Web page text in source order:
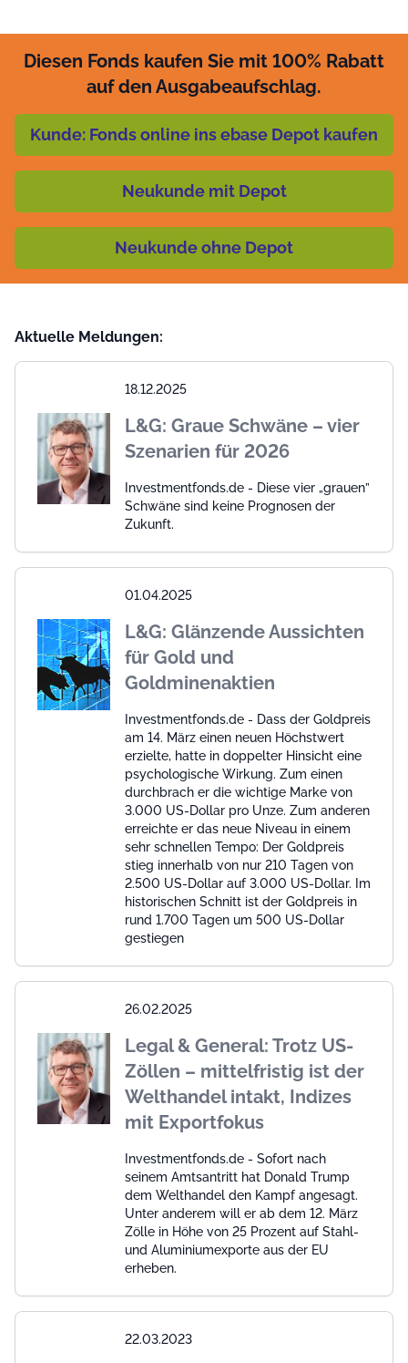
Diesen Fonds kaufen Sie mit 100% Rabatt
auf den Ausgabeaufschlag.
Kunde: Fonds online ins ebase Depot kaufen
Neukunde mit Depot
Neukunde ohne Depot
Aktuelle Meldungen:
18.12.2025
L&G: Graue Schwäne – vier
Szenarien für 2026
Investmentfonds.de - Diese vier „grauen”
Schwäne sind keine Prognosen der
Zukunft.
01.04.2025
L&G: Glänzende Aussichten
für Gold und
Goldminenaktien
Investmentfonds.de - Dass der Goldpreis
am 14. März einen neuen Höchstwert
erzielte, hatte in doppelter Hinsicht eine
psychologische Wirkung. Zum einen
durchbrach er die wichtige Marke von
3.000 US-Dollar pro Unze. Zum anderen
erreichte er das neue Niveau in einem
sehr schnellen Tempo: Der Goldpreis
stieg innerhalb von nur 210 Tagen von
2.500 US-Dollar auf 3.000 US-Dollar. Im
historischen Schnitt ist der Goldpreis in
rund 1.700 Tagen um 500 US-Dollar
gestiegen
26.02.2025
Legal & General: Trotz US-
Zöllen – mittelfristig ist der
Welthandel intakt, Indizes
mit Exportfokus
Investmentfonds.de - Sofort nach
seinem Amtsantritt hat Donald Trump
dem Welthandel den Kampf angesagt.
Unter anderem will er ab dem 12. März
Zölle in Höhe von 25 Prozent auf Stahl-
und Aluminiumexporte aus der EU
erheben.
22.03.2023